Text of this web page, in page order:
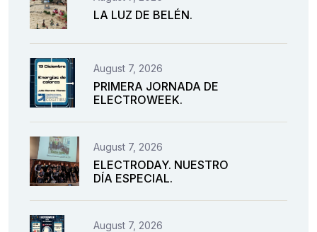
LA LUZ DE BELÉN.
August 7, 2026
PRIMERA JORNADA DE
ELECTROWEEK.
August 7, 2026
ELECTRODAY. NUESTRO
DÍA ESPECIAL.
August 7, 2026